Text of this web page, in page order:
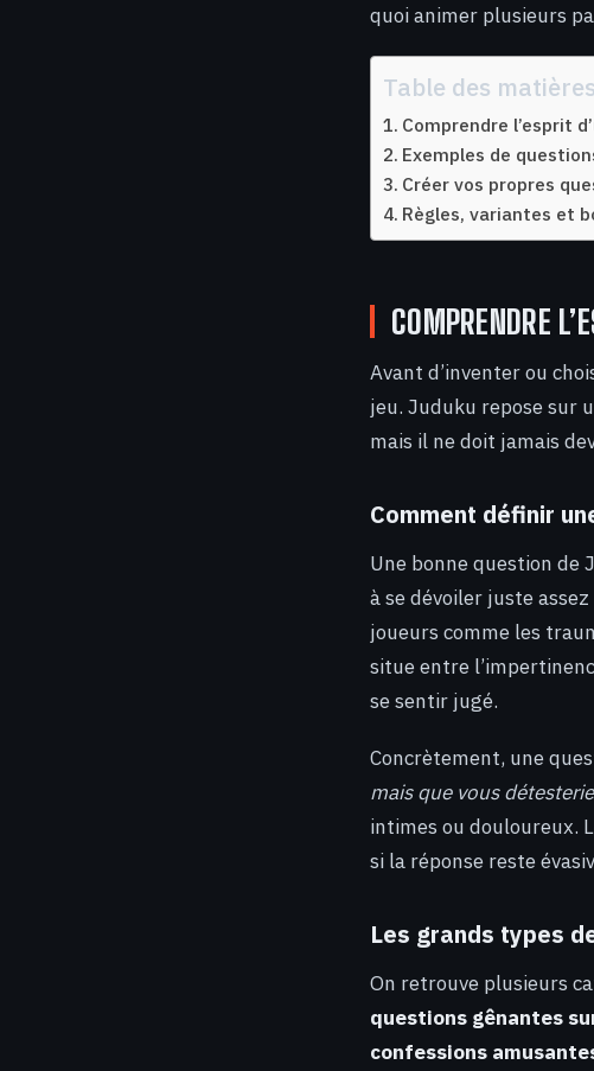
quoi animer plusieurs
Table des matières
Comprendre l’esprit
Exemples de
Créer vos propres
Règles, variantes et
COMPRENDRE
Avant d’inventer ou
jeu. Juduku repose sur
mais il ne doit jamais
Comment définir
Une bonne question de
à se dévoiler juste
joueurs comme les
situe entre
se sentir jugé.
Concrètement, une
mais que vous
intimes ou douloureux.
si la réponse reste
Les grands types
On retrouve plusieurs
questions gênantes
confessions